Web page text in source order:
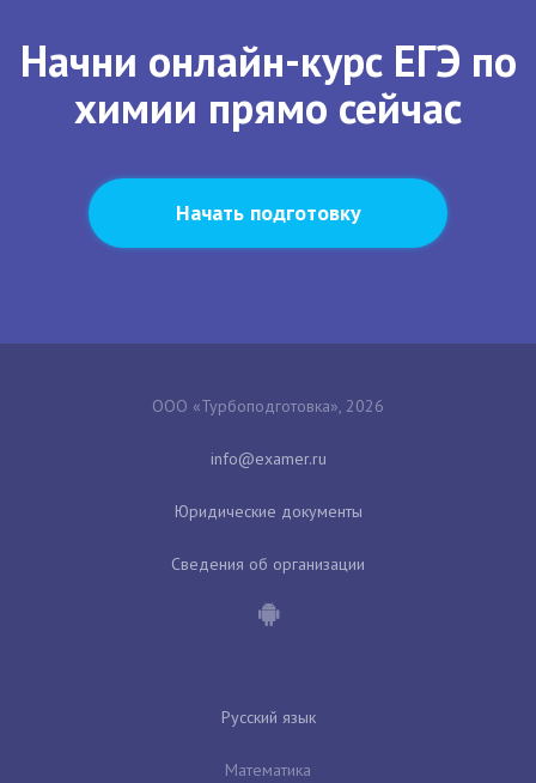
Начни онлайн-курс ЕГЭ по
химии прямо сейчас
Начать подготовку
ООО «Турбоподготовка», 2026
Юридические документы
Сведения об организации
Русский язык
Математика